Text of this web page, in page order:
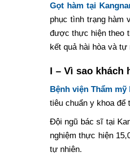
số
xóa
bạn
Gọt hàm tại
phục tình trạng hàm
được thực hiện theo
kết quả hài hòa và tự
I – Vì sao khách
Bệnh viện Thẩm mỹ
tiêu chuẩn y khoa để
Đội ngũ bác sĩ tại
nghiệm thực hiện
tự nhiên.